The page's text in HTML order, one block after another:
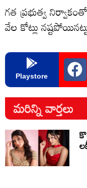
గత ప్రభుత్వ
వేల కోట్లు
Playstore
మరిన్ని వార్తలు